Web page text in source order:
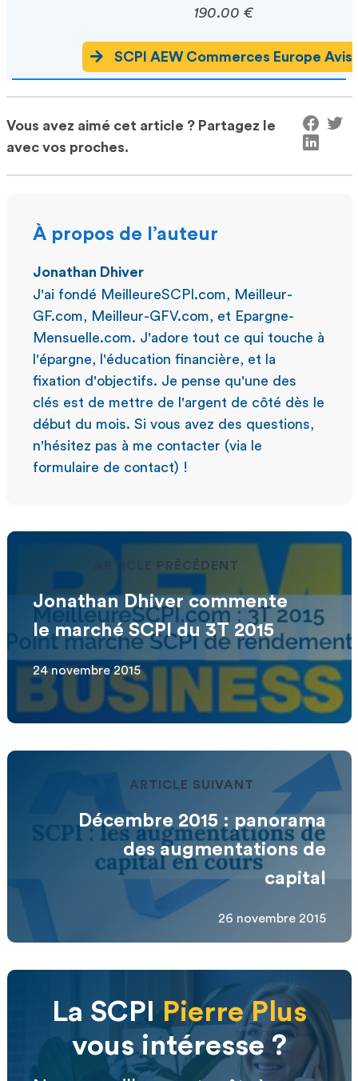
190.00 €
SCPI AEW Commerces Europe Avis
Vous avez aimé cet article ? Partagez le
avec vos proches.
À propos de l’auteur
Jonathan Dhiver
J'ai fondé MeilleureSCPI.com, Meilleur-
GF.com, Meilleur-GFV.com, et Epargne-
Mensuelle.com. J'adore tout ce qui touche à
l'épargne, l'éducation financière, et la
fixation d'objectifs. Je pense qu'une des
clés est de mettre de l'argent de côté dès le
début du mois. Si vous avez des questions,
n'hésitez pas à me contacter (via le
formulaire de contact) !
ARTICLE PRÉCÉDENT
Jonathan Dhiver commente
le marché SCPI du 3T 2015
24 novembre 2015
ARTICLE SUIVANT
Décembre 2015 : panorama
des augmentations de
capital
26 novembre 2015
La SCPI Pierre Plus
vous intéresse ?